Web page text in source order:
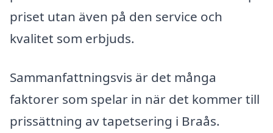
priset utan även på den service och
kvalitet som erbjuds.
Sammanfattningsvis är det många
faktorer som spelar in när det kommer till
prissättning av tapetsering i Braås.